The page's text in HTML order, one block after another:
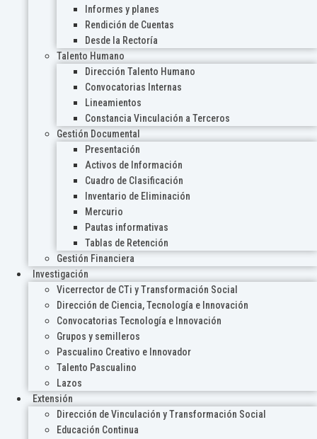
Informes y planes
Rendición de Cuentas
Desde la Rectoría
Talento Humano
Dirección Talento Humano
Convocatorias Internas
Lineamientos
Constancia Vinculación a Terceros
Gestión Documental
Presentación
Activos de Información
Cuadro de Clasificación
Inventario de Eliminación
Mercurio
Pautas informativas
Tablas de Retención
Gestión Financiera
Investigación
Vicerrector de CTi y Transformación Social
Dirección de Ciencia, Tecnología e Innovación
Convocatorias Tecnología e Innovación
Grupos y semilleros
Pascualino Creativo e Innovador
Talento Pascualino
Lazos
Extensión
Dirección de Vinculación y Transformación Social
Educación Continua